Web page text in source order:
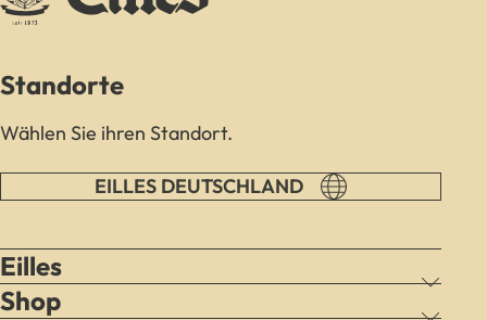
Standorte
Wählen Sie ihren Standort.
EILLES DEUTSCHLAND
Eilles
Shop